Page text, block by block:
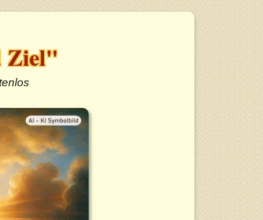
Ziel"